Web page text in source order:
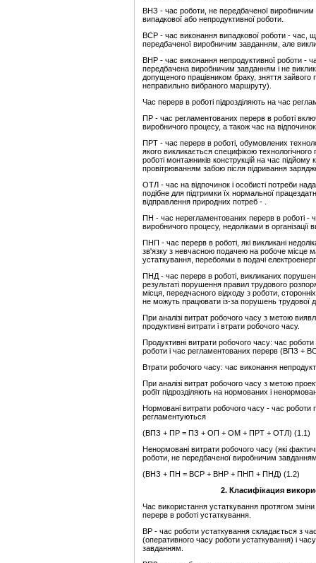
ВНЗ - час роботи, не передбаченої
випадкової або непродуктивної роботи.
ВСР - час виконання випадкової роботи - час,
передбаченої виробничим завданням, але
ВНР - час виконання непродуктивної роботи -
передбачена виробничим завданням і не
допущеного працівником браку, зняття
неправильно вибраного маршруту).
Час перерв в роботі підрозділяють на час
ПР - час регламентованих перерв в роботі
виробничого процесу, а також час на
ПРТ - час перерв в роботі, обумовлених
якого викликається специфікою
роботі монтажників конструкцій на час підйому
провітрюванням забою після підривання
ОТЛ - час на відпочинок і особисті потреби
подібне для підтримки їх нормальної
відправлення природних потреб - .
ПН - час нерегламентованих перерв в роботі
виробничого процесу, недоліками в
ПНП - час перерв в роботі, які викликані
зв'язку з невчасною подачею на робоче місце
устаткування, перебоями в подачі
ПНД - час перерв в роботі, викликаних
результаті порушення правил трудового
місця, передчасного відходу з роботи,
не можуть працювати із-за порушень трудової
При аналізі витрат робочого часу з метою
продуктивні витрати і втрати робочого часу.
Продуктивні витрати робочого часу: час
роботи і час регламентованих перерв (ВПЗ +
Втрати робочого часу: час виконання
При аналізі витрат робочого часу з метою
робіт підрозділяють на нормованих і
Нормовані витрати робочого часу - час
регламентуються
(ВПЗ + ПР = ПЗ + ОП + ОМ + ПРТ + ОТЛ) (1.1)
Ненормовані витрати робочого часу (які
роботи, не передбаченої виробничим
(ВНЗ + ПН = ВСР + ВНР + ПНП + ПНД) (1.2)
2. Класифікация
Час використання устаткування протягом
перерв в роботі устаткування.
ВР - час роботи устаткування складається з
(оперативного часу роботи устаткування) і
завданням.